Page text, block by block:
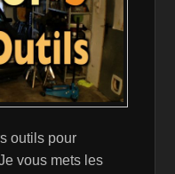
outils pour
vous mets les